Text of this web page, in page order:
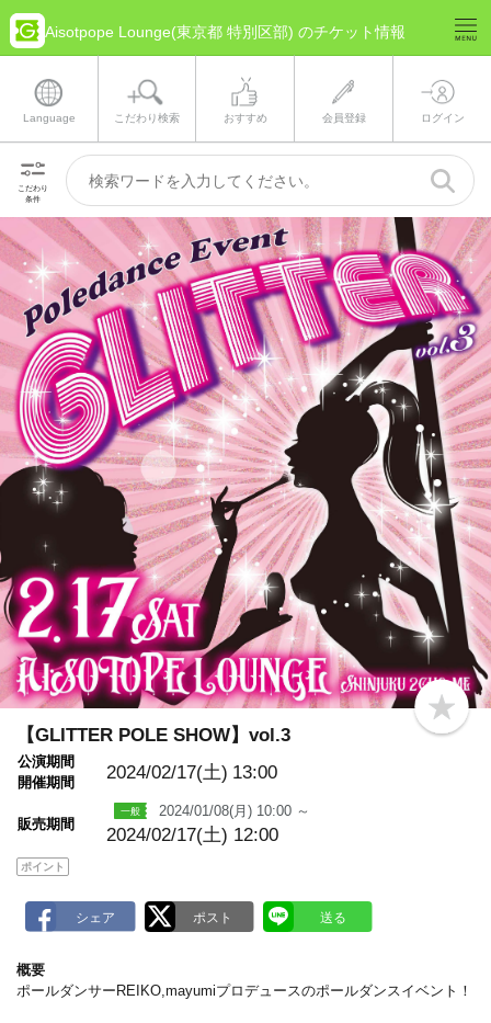
Aisotpope Lounge(東京都 特別区部) のチケット情報
Language こだわり検索 おすすめ 会員登録 ログイン
こだわり
条件
b
o
【GLITTER POLE SHOW】vol.3
公演期間
開催期間
2024/02/17(土) 13:00
販売期間
2024/01/08(月) 10:00 ～
2024/02/17(土) 12:00
ポイント
概要
ポールダンサーREIKO,mayumiプロデュースのポールダンスイベント！